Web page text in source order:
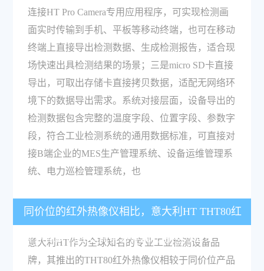
连接HT Pro Camera专用应用程序，可实现检测画
面实时传输到手机、平板等移动终端，也可在移动
终端上直接导出检测数据、生成检测报告，适合现
场快速出具检测结果的场景；三是micro SD卡直接
导出，可取出存储卡直接拷贝数据，适配无网络环
境下的数据导出需求。系统对接层面，设备导出的
检测数据包含完整的温度字段、位置字段、参数字
段，符合工业检测系统的通用数据标准，可直接对
接B端企业的MES生产管理系统、设备运维管理系
统、电力巡检管理系统，也
同价位的红外热像仪相比，意大利HT THT80红
外热像仪的核心竞争力体现在哪些方面？
意大利HT作为全球知名的专业工业检测设备品
牌，其推出的THT80红外热像仪相较于同价位产品